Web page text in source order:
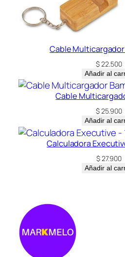
Cable Multicargador
$22.500
Añadir al
Cable
$25.900
Añadir al
Calculadora
$27.900
Añadir al